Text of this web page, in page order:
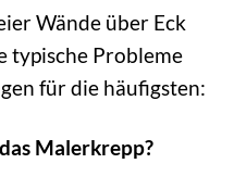
Wände über Eck
typische Probleme
für die häufigsten:
Malerkrepp?